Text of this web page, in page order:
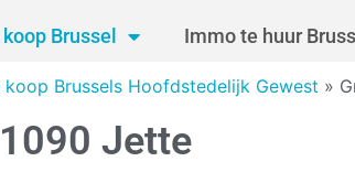
Brussel Immo te huur
koop Brussels Hoofdstedelijk Gewest »
Jette